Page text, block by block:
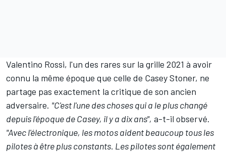
Valentino Rossi, l'un des rares sur la grille 2021 à avoir
connu la même époque que celle de Casey Stoner, ne
partage pas exactement la critique de son ancien
adversaire. "C'est l'une des choses qui a le plus changé
depuis l'époque de Casey, il y a dix ans", a-t-il observé.
"Avec l'électronique, les motos aident beaucoup tous les
pilotes à être plus constants. Les pilotes sont également